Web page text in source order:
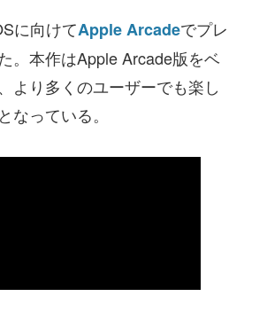
に向けてApple Arcadeでプレ
。本作はApple Arcade版をベ
より多くのユーザーでも楽し
っている。